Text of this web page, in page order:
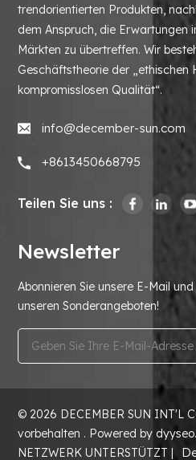
trendorientierten Produkten,
dem Anspruch, die Erwartungen
Märkten zu übertreffen. Wir
Geschäftstheorie der „ethischen
kompromisslosen Qualität“.
info@december-sun.com
+8613450668795
Teilen Sie uns :
Newsletter
Abonnieren Sie unsere E-Mail
unseren Sonderangeboten!
© 2026 DECEMBER SUN INT'L
vorbehalten . Powered by
NETZWERK UNTERSTÜTZT |